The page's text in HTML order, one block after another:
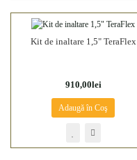
Kit de inaltare 1,5" TeraFlex
910,00lei
Adaugă în Coş